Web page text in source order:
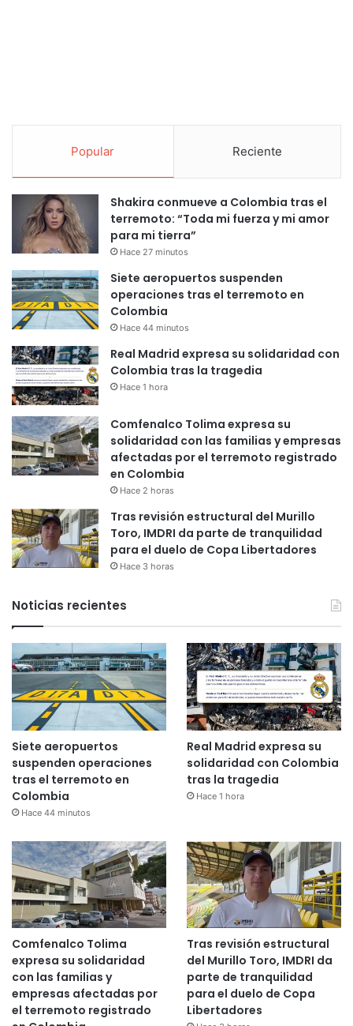
Popular Reciente
Shakira conmueve a Colombia tras el
terremoto: “Toda mi fuerza y mi amor
para mi tierra”
Hace 27 minutos
Siete aeropuertos suspenden
operaciones tras el terremoto en
Colombia
Hace 44 minutos
Real Madrid expresa su solidaridad con
Colombia tras la tragedia
Hace 1 hora
Comfenalco Tolima expresa su
solidaridad con las familias y empresas
afectadas por el terremoto registrado
en Colombia
Hace 2 horas
Tras revisión estructural del Murillo
Toro, IMDRI da parte de tranquilidad
para el duelo de Copa Libertadores
Hace 3 horas
Noticias recientes
Siete aeropuertos
suspenden operaciones
tras el terremoto en
Colombia
Hace 44 minutos
Real Madrid expresa su
solidaridad con Colombia
tras la tragedia
Hace 1 hora
Comfenalco Tolima
expresa su solidaridad
con las familias y
empresas afectadas por
el terremoto registrado
Tras revisión estructural
del Murillo Toro, IMDRI da
parte de tranquilidad
para el duelo de Copa
Libertadores